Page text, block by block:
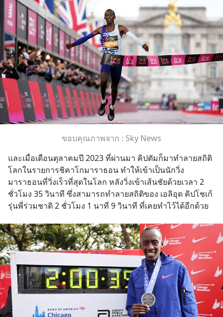
ขอบคุณภาพจาก : Sky News
และเมื่อเดือนตุลาคมปี 2023 ที่ผ่านมา คิปตัมก็มาทำลายสถิติ
โลกในรายการชิคาโกมาราธอน ทำให้เข้าเป็นนักวิ่ง
มาราธอนที่วิ่งเร็วที่สุดในโลก หลังวิ่งเข้าเส้นชัยด้วยเวลา 2
ชั่วโมง 35 วินาที ซึ่งสามารถทำลายสถิติของ เอลิอุด คิปโชเก้
รุ่นพี่ร่วมชาติ 2 ชั่วโมง 1 นาที 9 วินาที ที่เคยทำไว้ได้อีกด้วย